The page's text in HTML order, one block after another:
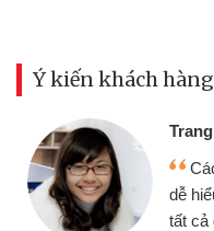
Ý kiến khách hàng
thân thiện,
chóng
tốt